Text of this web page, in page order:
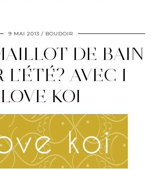
9 MAI 2013 BOUDOIR
DE BAIN
L’ÉTÉ? AVEC I
LOVE KOI